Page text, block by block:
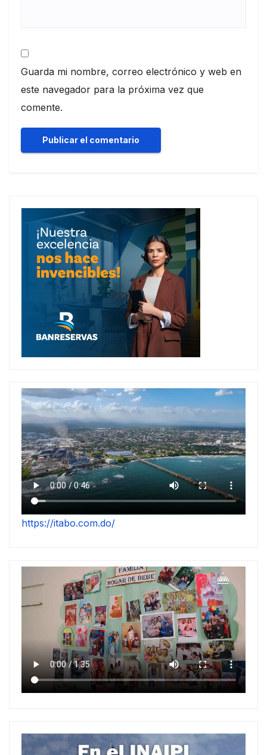
Guarda mi nombre, correo electrónico y web en
este navegador para la próxima vez que
comente.
https://itabo.com.do/